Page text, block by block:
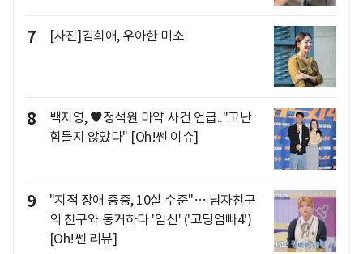
7 [사진]김희애, 우아한 미소
8
백지영, ♥정석원 마약 사건 언급.."고난
힘들지 않았다" [Oh!쎈 이슈]
9
"지적 장애 중증, 10살 수준"… 남자친구
의 친구와 동거하다 '임신' ('고딩엄빠4')
[Oh!쎈 리뷰]